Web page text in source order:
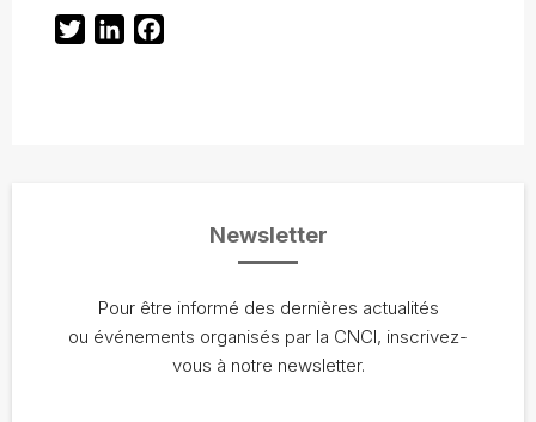
TwitterLinkedIn
Newsletter
Pour être informé des dernières actualités
ou événements organisés par la CNCI, inscrivez-
vous à notre newsletter.